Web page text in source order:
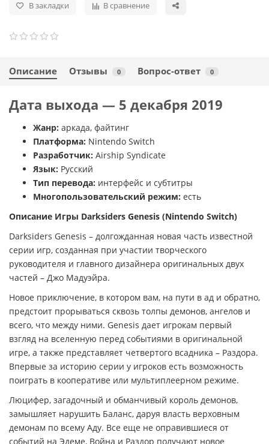
В закладки В сравнение
Описание Отзывы 0 Вопрос-ответ 0
Дата выхода — 5 декабря 2019
Жанр: аркада, файтинг
Платформа: Nintendo Switch
Разработчик: Airship Syndicate
Язык: Русский
Тип перевода: интерфейс и субтитры
Многопользовательский режим: есть
Описание Игры Darksiders Genesis (Nintendo Switch​)
Darksiders Genesis – долгожданная новая часть известной
серии игр, созданная при участии творческого
руководителя и главного дизайнера оригинальных двух
частей – Джо Мадуэйра.
Новое приключение, в котором вам, на пути в ад и обратно,
предстоит прорываться сквозь толпы демонов, ангелов и
всего, что между ними. Genesis дает игрокам первый
взгляд на вселенную перед событиями в оригинальной
игре, а также представляет четвертого всадника – Раздора.
Впервые за историю серии у игроков есть возможность
поиграть в кооперативе или мультиплеерном режиме.
Люцифер, загадочный и обманчивый король демонов,
замышляет нарушить Баланс, даруя власть верховным
демонам по всему Аду. Все еще не оправившиеся от
событий на Эдеме, Война и Раздор получают новое